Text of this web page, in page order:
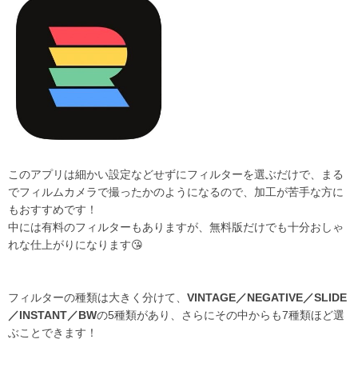
このアプリは細かい設定などせずにフィルターを選ぶだけで、まる
でフィルムカメラで撮ったかのようになるので、加工が苦手な方に
もおすすめです！
中には有料のフィルターもありますが、無料版だけでも十分おしゃ
れな仕上がりになります😘
フィルターの種類は大きく分けて、 VINTAGE／NEGATIVE／SLIDE
／INSTANT／BWの5種類があり、さらにその中からも7種類ほど選
ぶことできます！